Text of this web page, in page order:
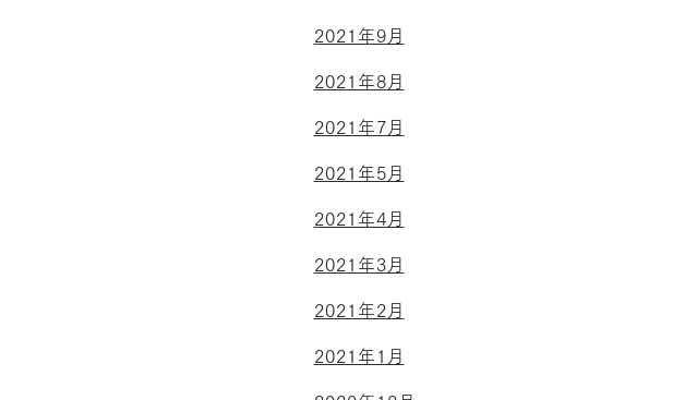
2021年9月
2021年8月
2021年7月
2021年5月
2021年4月
2021年3月
2021年2月
2021年1月